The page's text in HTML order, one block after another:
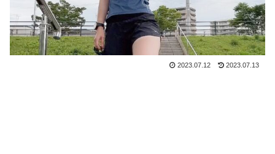
2023.07.12 2023.07.13